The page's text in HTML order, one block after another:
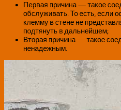
Первая причина — такое
обслуживать. То есть, если
клемму в стене не
подтянуть в дальнейшем;
Вторая причина — такое
ненадежным.